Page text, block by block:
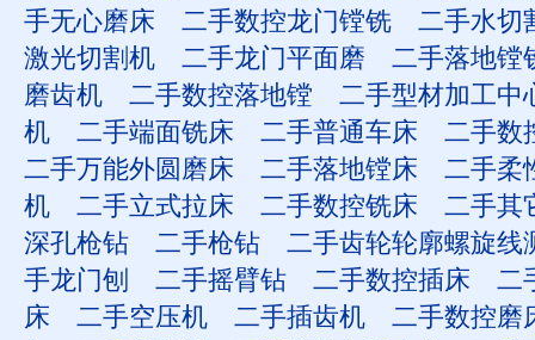
手无心磨床
二手数控龙门镗铣
二手水切
激光切割机
二手龙门平面磨
二手落地镗
磨齿机
二手数控落地镗
二手型材加工中
机
二手端面铣床 二手普通车床
二手数
二手万能外圆磨床
二手落地镗床
二手柔
机
二手立式拉床 二手数控铣床
二手其
深孔枪钻
二手枪钻
二手齿轮轮廓螺旋线
手龙门刨
二手摇臂钻 二手数控插床
二
床
二手空压机 二手插齿机
二手数控磨